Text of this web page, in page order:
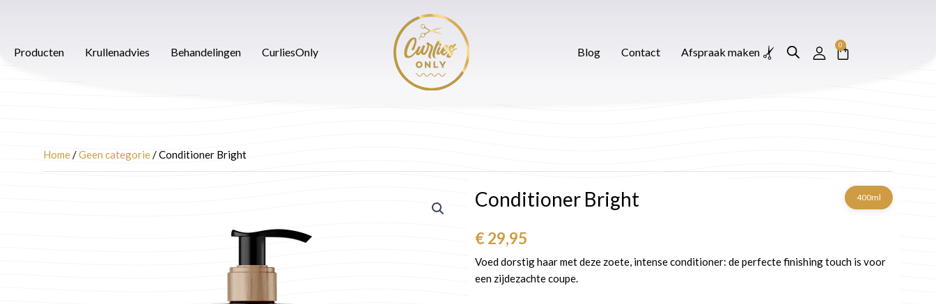
inhoud
CurliesOnly Blog
Producten Krullenadvies Behandelingen CurliesOnly Blog Contact Afspraak maken
0
Winkelwagen
Home /Geen categorie / Conditioner Bright
Conditioner Bright 400ml
€29,95
Voed dorstig haar met deze zoete, intense conditioner: de perfecte finishing touch is voor
een zijdezachte coupe.